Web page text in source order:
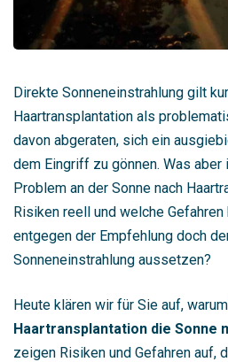
Direkte Sonneneinstrahlung gilt
Haartransplantation als
davon abgeraten, sich ein
dem Eingriff zu gönnen. Was
Problem an der Sonne nach
Risiken reell und welche
entgegen der Empfehlung doch
Sonneneinstrahlung aussetzen?
Heute klären wir für Sie auf,
Haartransplantation die Sonne
zeigen Risiken und Gefahren auf,